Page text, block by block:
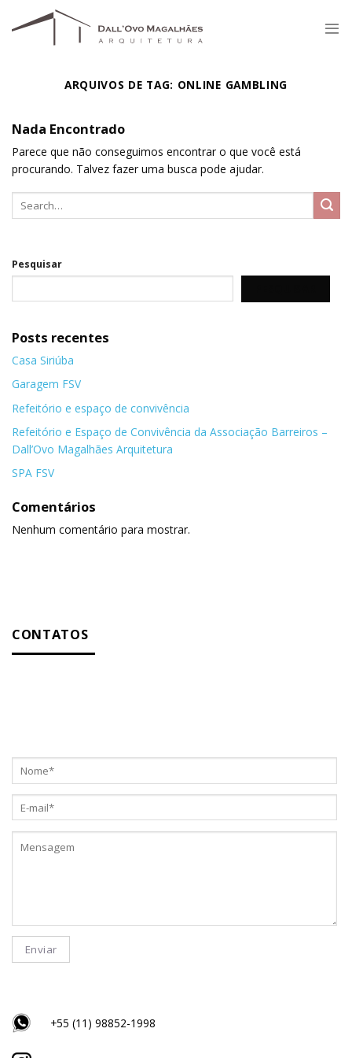
ARQUIVOS DE TAG: ONLINE GAMBLING
Nada Encontrado
Parece que não conseguimos encontrar o que você está
procurando. Talvez fazer uma busca pode ajudar.
Pesquisar
Posts recentes
Casa Siriúba
Garagem FSV
Refeitório e espaço de convivência
Refeitório e Espaço de Convivência da Associação Barreiros –
Dall’Ovo Magalhães Arquitetura
SPA FSV
Comentários
Nenhum comentário para mostrar.
CONTATOS
+55 (11) 98852-1998